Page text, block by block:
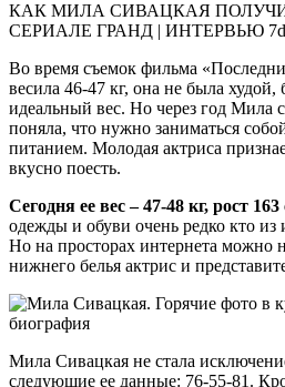
КАК МИЛА СИВАЦКАЯ
СЕРИАЛЕ ГРАНД | ИНТЕРВЬЮ
Во время съемок фильма
весила 46-47 кг, она не была
идеальный вес. Но через год Мила
поняла, что нужно заниматься
питанием. Молодая актриса
вкусно поесть.
Сегодня ее вес – 47-48 кг, рост 163
одежды и обуви очень редко кто из
Но на просторах интернета можно
нижнего белья актрис и
Мила Сивацкая не стала
следующие ее данные: 76-55-81.